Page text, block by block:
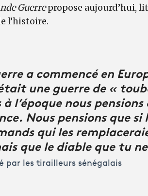
Guerrepropose aujourd’hui,
l’histoire.
a commencé en
une guerre de «
l’époque nous
Nous pensions que
qui les
que le diable que tu
par les tirailleurs sénégalais